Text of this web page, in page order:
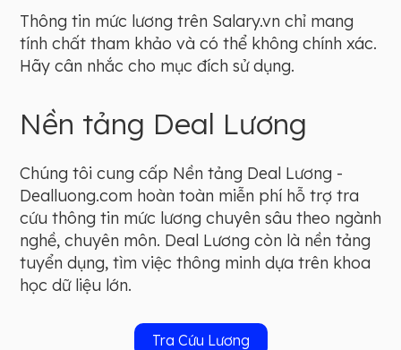
Thông tin mức lương trên Salary.vn chỉ mang
tính chất tham khảo và có thể không chính xác.
Hãy cân nhắc cho mục đích sử dụng.
Nền tảng Deal Lương
Chúng tôi cung cấp Nền tảng Deal Lương -
Dealluong.com hoàn toàn miễn phí hỗ trợ tra
cứu thông tin mức lương chuyên sâu theo ngành
nghề, chuyên môn. Deal Lương còn là nền tảng
tuyển dụng, tìm việc thông minh dựa trên khoa
học dữ liệu lớn.
Tra Cứu Lương